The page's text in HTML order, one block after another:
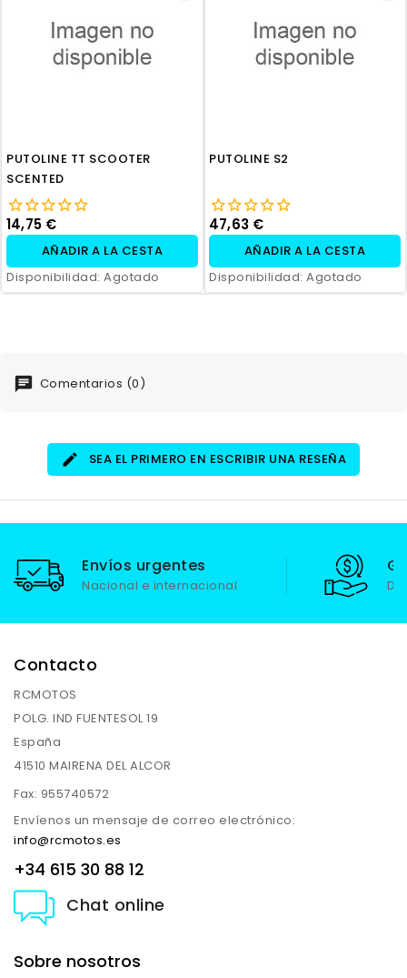
PUTOLINE TT SCOOTER
SCENTED
14,75 €
AÑADIR A LA CESTA
Disponibilidad: Agotado
PUTOLINE S2
47,63 €
AÑADIR A LA CESTA
Disponibilidad: Agotado
Comentarios (0)
SEA EL PRIMERO EN ESCRIBIR UNA RESEÑA
Envíos urgentes
Nacional e internacional
Contacto
RCMOTOS
POLG. IND FUENTESOL 19
España
41510 MAIRENA DEL ALCOR
Fax: 955740572
Envíenos un mensaje de correo electrónico:
info@rcmotos.es
+34 615 30 88 12
Chat online
Sobre nosotros